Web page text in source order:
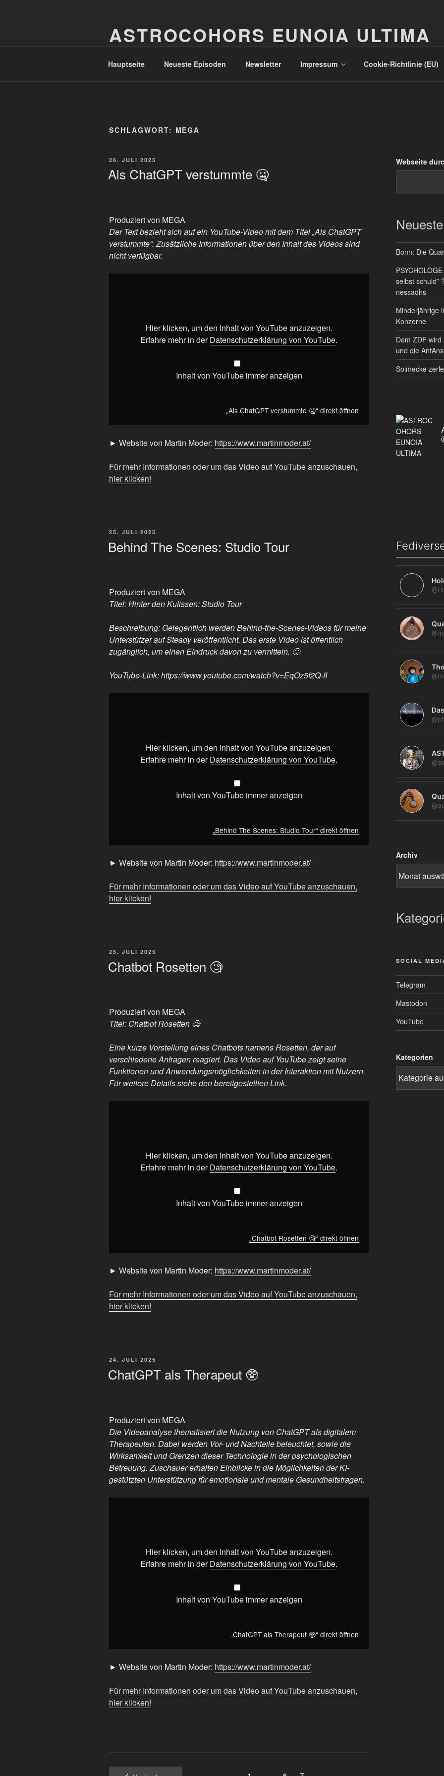
ASTROCOHORS EUNOIA ULTIMA
Hauptseite Neueste Episoden Newsletter Impressum Cookie-Richtlinie (EU)
SCHLAGWORT: MEGA
VERÖFFENTLICHT
26. JULI 2025
Als ChatGPT verstummte 🤐
Produziert von MEGA
Der Text bezieht sich auf ein YouTube-Video mit dem Titel „Als ChatGPT
verstummte“. Zusätzliche Informationen über den Inhalt des Videos sind
nicht verfügbar.
YouTube
Hier klicken, um den Inhalt von YouTube anzuzeigen.
Erfahre mehr in derDatenschutzerklärung von YouTube.
Inhalt von YouTube immer anzeigen
„Als ChatGPT verstummte 🤐“ direkt öffnen
► Website von Martin Moder: https://www.martinmoder.at/
Für mehr Informationen oder um das Video auf YouTube anzuschauen,
hier klicken!
VERÖFFENTLICHT
25. JULI 2025
Behind The Scenes: Studio Tour
Produziert von MEGA
Titel: Hinter den Kulissen: Studio Tour
Beschreibung: Gelegentlich werden Behind-the-Scenes-Videos für meine
Unterstützer auf Steady veröffentlicht. Das erste Video ist öffentlich
zugänglich, um einen Eindruck davon zu vermitteln. 🙂
YouTube-Link: https://www.youtube.com/watch?v=EqOz5f2Q-fI
Hier klicken, um den Inhalt von YouTube anzuzeigen.
Erfahre mehr in derDatenschutzerklärung von YouTube.
Inhalt von YouTube immer anzeigen
„Behind The Scenes: Studio Tour“ direkt öffnen
► Website von Martin Moder: https://www.martinmoder.at/
Für mehr Informationen oder um das Video auf YouTube anzuschauen,
hier klicken!
VERÖFFENTLICHT
25. JULI 2025
Chatbot Rosetten 🧐
Produziert von MEGA
Titel: Chatbot Rosetten 🧐
Eine kurze Vorstellung eines Chatbots namens Rosetten, der auf
verschiedene Anfragen reagiert. Das Video auf YouTube zeigt seine
Funktionen und Anwendungsmöglichkeiten in der Interaktion mit Nutzern.
Für weitere Details siehe den bereitgestellten Link.
anzeigen
Hier klicken, um den Inhalt von YouTube anzuzeigen.
Erfahre mehr in derDatenschutzerklärung von YouTube.
Inhalt von YouTube immer anzeigen
„Chatbot Rosetten 🧐“ direkt öffnen
► Website von Martin Moder: https://www.martinmoder.at/
Für mehr Informationen oder um das Video auf YouTube anzuschauen,
hier klicken!
VERÖFFENTLICHT
24. JULI 2025
ChatGPT als Therapeut 🥸
Produziert von MEGA
Die Videoanalyse thematisiert die Nutzung von ChatGPT als digitalem
Therapeuten. Dabei werden Vor- und Nachteile beleuchtet, sowie die
Wirksamkeit und Grenzen dieser Technologie in der psychologischen
Betreuung. Zuschauer erhalten Einblicke in die Möglichkeiten der KI-
gestützten Unterstützung für emotionale und mentale Gesundheitsfragen.
YouTube
Hier klicken, um den Inhalt von YouTube anzuzeigen.
Erfahre mehr in derDatenschutzerklärung von YouTube.
Inhalt von YouTube immer anzeigen
„ChatGPT als Therapeut 🥸“ direkt öffnen
► Website von Martin Moder: https://www.martinmoder.at/
Für mehr Informationen oder um das Video auf YouTube anzuschauen,
hier klicken!
Webseite
Bonn: Die
selbst schuld”
nessadhs
Minderjährige
Konzerne
Dem ZDF
und die
Solmecke
Archiv
SOCIAL
Telegram
Mastodon
YouTube
Kategorien